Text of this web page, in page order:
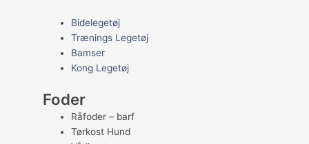
Bidelegetøj
Trænings Legetøj
Bamser
Kong Legetøj
Foder
Råfoder – barf
Tørkost Hund